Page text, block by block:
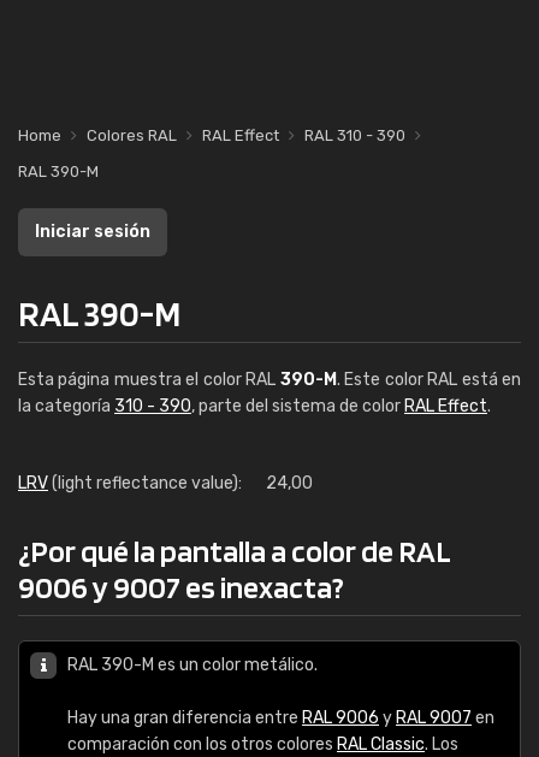
Home Colores RAL RAL Effect
RAL 310 - 390
RAL 390-M
Iniciar sesión
RAL 390-M
Esta página muestra el color RAL 390-M. Este color RAL está en
la categoría 310 - 390, parte del sistema de color RAL Effect.
LRV(light reflectance value): 24,00
¿Por qué la pantalla a color de RAL
9006 y 9007 es inexacta?
RAL 390-M es un color metálico.
Hay una gran diferencia entre RAL 9006 y RAL 9007 en
comparación con los otros colores RAL Classic. Los